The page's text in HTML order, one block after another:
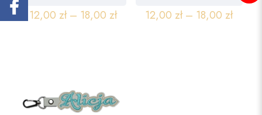
12,00 zł– 18,00 zł 12,00zł– 18,00zł